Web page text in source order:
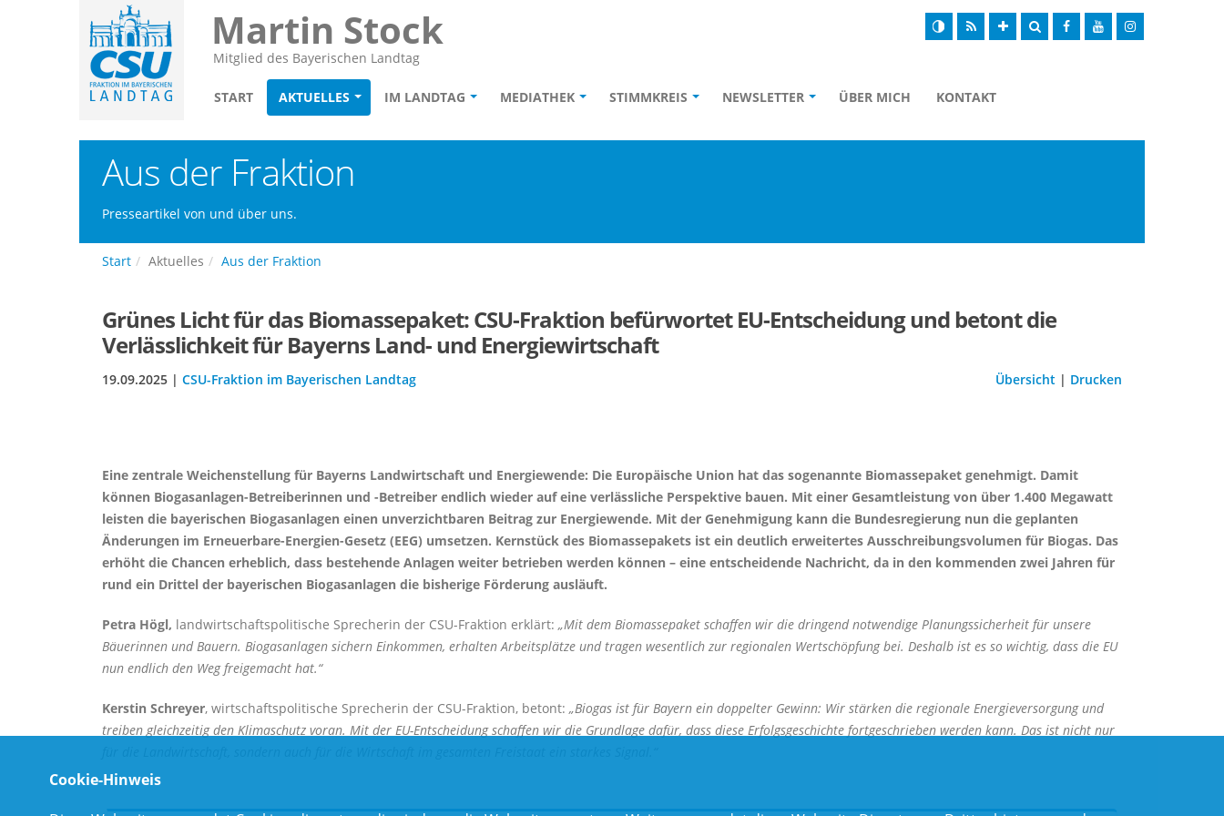
Martin Stock
Mitglied des Bayerischen Landtag
START AKTUELLES IM LANDTAG MEDIATHEK STIMMKREIS NEWSLETTER ÜBER MICH KONTAKT
Aus der Fraktion
Presseartikel von und über uns.
Start Aktuelles Aus der Fraktion
Grünes Licht für das Biomassepaket: CSU-Fraktion befürwortet EU-Entscheidung und betont die
Verlässlichkeit für Bayerns Land- und Energiewirtschaft
19.09.2025 | CSU-Fraktion im Bayerischen Landtag Übersicht | Drucken
Eine zentrale Weichenstellung für Bayerns Landwirtschaft und Energiewende: Die Europäische Union hat das sogenannte Biomassepaket genehmigt. Damit
können Biogasanlagen-Betreiberinnen und -Betreiber endlich wieder auf eine verlässliche Perspektive bauen. Mit einer Gesamtleistung von über 1.400 Megawatt
leisten die bayerischen Biogasanlagen einen unverzichtbaren Beitrag zur Energiewende. Mit der Genehmigung kann die Bundesregierung nun die geplanten
Änderungen im Erneuerbare-Energien-Gesetz (EEG) umsetzen. Kernstück des Biomassepakets ist ein deutlich erweitertes Ausschreibungsvolumen für Biogas. Das
erhöht die Chancen erheblich, dass bestehende Anlagen weiter betrieben werden können – eine entscheidende Nachricht, da in den kommenden zwei Jahren für
rund ein Drittel der bayerischen Biogasanlagen die bisherige Förderung ausläuft.
Petra Högl, landwirtschaftspolitische Sprecherin der CSU-Fraktion erklärt: Mit dem Biomassepaket schaffen wir die dringend notwendige Planungssicherheit für unsere
Bäuerinnen und Bauern. Biogasanlagen sichern Einkommen, erhalten Arbeitsplätze und tragen wesentlich zur regionalen Wertschöpfung bei. Deshalb ist es so wichtig, dass die EU
nun endlich den Weg freigemacht hat.“
Kerstin Schreyer, wirtschaftspolitische Sprecherin der CSU-Fraktion, betont: Biogas ist für Bayern ein doppelter Gewinn: Wir stärken die regionale Energieversorgung und
treiben gleichzeitig den Klimaschutz voran. Mit der EU-Entscheidung schaffen wir die Grundlage dafür, dass diese Erfolgsgeschichte fortgeschrieben werden kann. Das ist nicht nur
Cookie-Hinweis